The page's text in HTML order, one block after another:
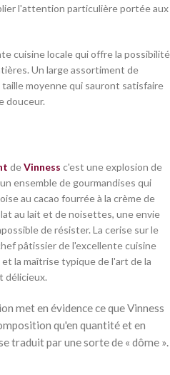
l'attention particulière portée aux
cuisine locale qui offre la possibilité
Un large assortiment de
moyenne qui sauront satisfaire
douceur.
deVinness c'est une explosion de
ensemble de gourmandises qui
au cacao fourrée à la crème de
au lait et de noisettes, une envie
de résister. La cerise sur le
pâtissier de l'excellente cuisine
la maîtrise typique de l'art de la
délicieux.
met en évidence ce que Vinness
qu'en quantité et en
traduit par une sorte de « dôme ».